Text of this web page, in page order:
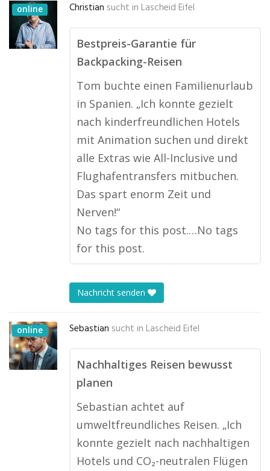
online Christian sucht in Lascheid Eifel
Bestpreis-Garantie für
Backpacking-Reisen
Tom buchte einen Familienurlaub
in Spanien. „Ich konnte gezielt
nach kinderfreundlichen Hotels
mit Animation suchen und direkt
alle Extras wie All-Inclusive und
Flughafentransfers mitbuchen.
Das spart enorm Zeit und
Nerven!“
No tags for this post.…No tags
for this post.
Nachricht senden
online Sebastian sucht in Lascheid Eifel
Nachhaltiges Reisen bewusst
planen
Sebastian achtet auf
umweltfreundliches Reisen. „Ich
konnte gezielt nach nachhaltigen
Hotels und CO₂-neutralen Flügen